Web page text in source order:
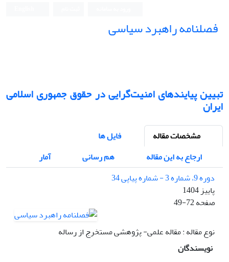
فصلنامه راهبرد سیاسی
تبیین پیایندهای امنیت‌گرایی در حقوق جمهوری اسلامی
ایران
مشخصات مقاله
فایل ها
ارجاع به این مقاله
هم رسانی
آمار
دوره 9، شماره 3 - شماره پیاپی 34
پاییز 1404
صفحه49-72
نوع مقاله : مقاله علمی- پژوهشی مستخرج از رساله
نویسندگان